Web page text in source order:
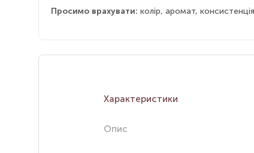
Просимо врахувати: колір, аромат,
Характеристики
Опис